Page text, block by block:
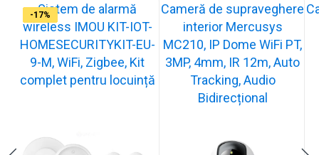
-31%
Sistem de alarmă
wireless IMOU KIT-IOT-
HOMESECURITYKIT-EU-
9-M, WiFi, Zigbee, Kit
complet pentru locuință
-19%
Cameră de supraveghere
interior Mercusys
MC210, IP Dome WiFi PT,
3MP, 4mm, IR 12m, Auto
Tracking, Audio
Bidirecțional
-21%
-13%
-15%
-20%
-12%
-13%
-16%
-17%